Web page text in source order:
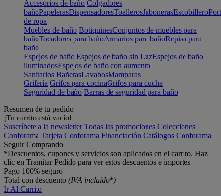
Accesorios de baño Colgadores
bañoPapelerasDispensadoresToallerosJabonerasEscobillero
de ropa
Muebles de baño BotiquinesConjuntos de muebles para
bañoTocadores para bañoArmarios para bañoRepisa para
baño
Espejos de baño Espejos de baño sin LuzEspejos de baño
iluminadosEspejos de baño con aumento
Sanitarios BañerasLavabosMamparas
Grifería Grifos para cocinaGrifos para ducha
Seguridad de baño Barras de seguridad para baño
Resumen de tu pedido
¡Tu carrito está vacío!
Suscríbete a la newsletter Todas las promociones Colecciones
Conforama Tarjeta Conforama Financiación Catálogos Conforama
Seguir Comprando
*Descuentos, cupones y servicios son aplicados en el carrito. Haz
clic en Tramitar Pedido para ver estos descuentos e importes
Pago 100% seguro
Total con descuento (IVA incluido*)
Ir Al Carrito